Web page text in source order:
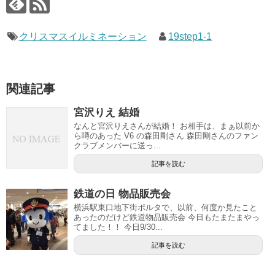
クリスマスイルミネーション 19step1-1
関連記事
宮沢りえ 結婚
なんと宮沢りえさんが結婚！ お相手は、まぁ以前か
ら噂のあった V6 の森田剛さん 森田剛さんのファン
クラブメンバーに送っ...
記事を読む
鉄道の日 物品販売会
横浜駅東口地下街ポルタで、以前、何度か見たこと
あったのだけど鉄道物品販売会 今日もたまたまやっ
てました！！ 今日9/30...
記事を読む